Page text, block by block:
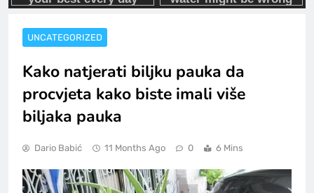
UNCATEGORIZED
Kako natjerati biljku pauka da
procvjeta kako biste imali više
biljaka pauka
Dario Babić 11 Months Ago 0 6 Mins